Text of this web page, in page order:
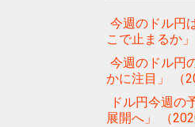
今週のドル円
こで止まるか
今週のドル円
かに注目」 （
ドル円今週の
展開へ」 （